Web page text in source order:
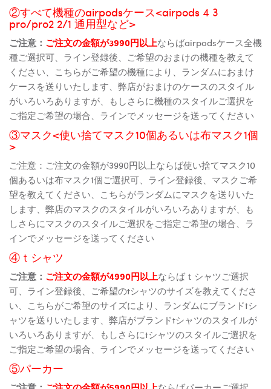
②すべて機種のairpodsケース<airpods 4 3
pro/pro2 2/1 通用型など>
ご注意： ご注文の金額が3990円以上ならばairpodsケース全機
種ご選択可、ライン登録後、ご希望のおまけの機種を教えて
ください、こちらがご希望の機種により、ランダムにおまけ
ケースを送りいたします、弊店がおまけのケースのスタイル
がいろいろありますが、もしさらに機種のスタイルご選択を
ご指定ご希望の場合、ラインでメッセージを送ってください
③マスク<使い捨てマスク10個あるいは布マスク1個
>
ご注意：ご注文の金額が3990円以上ならば使い捨てマスク10
個あるいは布マスク1個ご選択可、ライン登録後、マスクご希
望を教えてください、こちらがランダムにマスクを送りいた
します、弊店のマスクのスタイルがいろいろありますが、も
しさらにマスクのスタイルご選択をご指定ご希望の場合、ラ
インでメッセージを送ってください
④ｔシャツ
ご注意： ご注文の金額が4990円以上ならばｔシャツご選択
可、ライン登録後、ご希望のtシャツのサイズを教えてくださ
い、こちらがご希望のサイズにより、ランダムにブランドtシ
ャツを送りいたします、弊店がブランドtシャツのスタイルが
いろいろありますが、もしさらにtシャツのスタイルご選択を
ご指定ご希望の場合、ラインでメッセージを送ってください
⑤パーカー